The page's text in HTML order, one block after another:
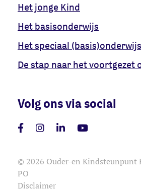
Het jonge Kind
Het basisonderwijs
Het speciaal (basis)onderwijs
De stap naar het voortgezet
Volg ons via social
© 2026 Ouder-en Kindsteunpunt
PO
Disclaimer